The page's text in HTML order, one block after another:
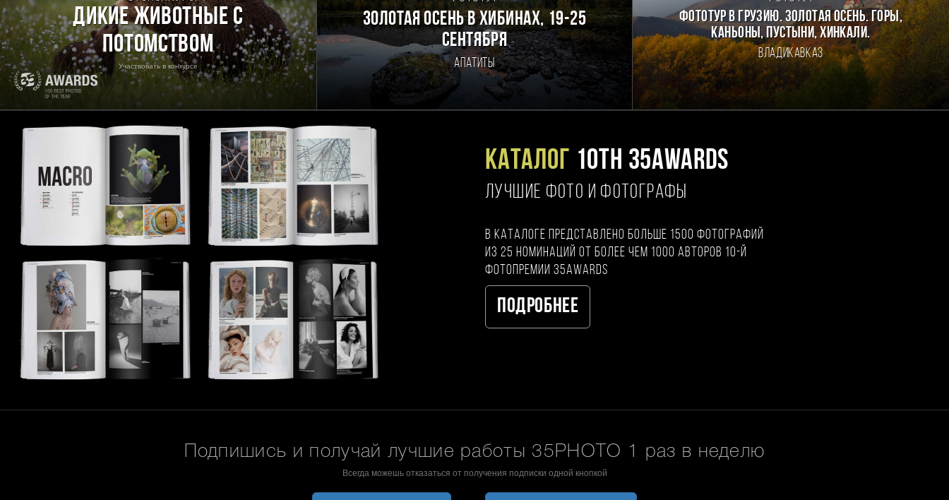
Дикие животные с
потомством
Участвовать в конкурсе
Золотая осень в Хибинах, 19-25
сентября
Апатиты
Фототур в Грузию. Золотая осень. Горы,
каньоны, пустыни, хинкали.
Владикавказ
Каталог 10TH 35AWARDS
ЛУЧШИЕ ФОТО И ФОТОГРАФЫ
В каталоге представлено больше 1500 фотографий
из 25 номинаций от более чем 1000 авторов 10-й
фотопремии 35AWARDS
Подробнее
Подпишись и получай лучшие работы 35PHOTO 1 раз в неделю
Всегда можешь отказаться от получения подписки одной кнопкой